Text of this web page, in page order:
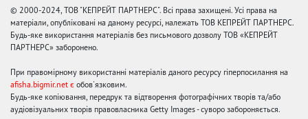
© 2000-2024, ТОВ "КЕПРЕЙТ ПАРТНЕРС". Всі права захищені. Усі права на
матеріали, опубліковані на даному ресурсі, належать ТОВ КЕПРЕЙТ ПАРТНЕРС.
Будь-яке використання матеріалів без письмового дозволу ТОВ «КЕПРЕЙТ
ПАРТНЕРС» заборонено.
При правомірному використанні матеріалів даного ресурсу гіперпосилання на
afisha.bigmir.net є обов'язковим.
Будь-яке копіювання, передрук та відтворення фотографічних творів та/або
аудіовізуальних творів правовласника Getty Images - суворо забороняється.